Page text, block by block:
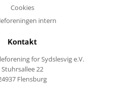
Cookies
intern
Kontakt
for Sydslesvig e.V.
Stuhrsallee 22
Flensburg